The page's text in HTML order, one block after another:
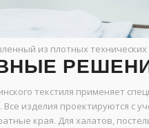
из плотных
текстиля применяет
Все изделия проектируются с
края. Для халатов,